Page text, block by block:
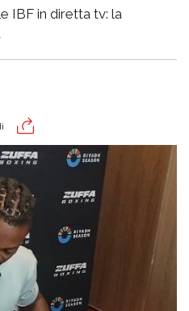
IBF in diretta tv: la